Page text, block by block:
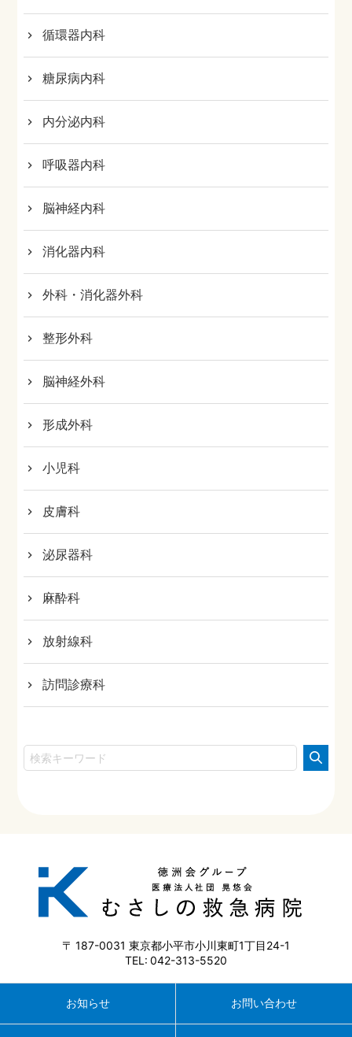
循環器内科
糖尿病内科
内分泌内科
呼吸器内科
脳神経内科
消化器内科
外科・消化器外科
整形外科
脳神経外科
形成外科
小児科
皮膚科
泌尿器科
麻酔科
放射線科
訪問診療科
187-0031 東京都小平市小川東町1丁目24-1
042-313-5520
お知らせ お問い合わせ